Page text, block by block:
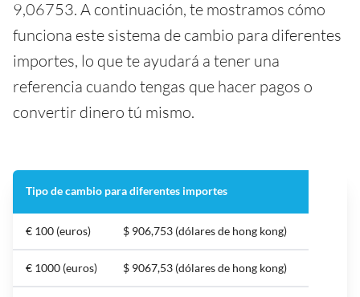
9,06753. A continuación, te mostramos cómo
funciona este sistema de cambio para diferentes
importes, lo que te ayudará a tener una
referencia cuando tengas que hacer pagos o
convertir dinero tú mismo.
Tipo de cambio para diferentes importes
€ 100 (euros) $ 906,753 (dólares de hong kong)
€ 1000 (euros) $ 9067,53 (dólares de hong kong)